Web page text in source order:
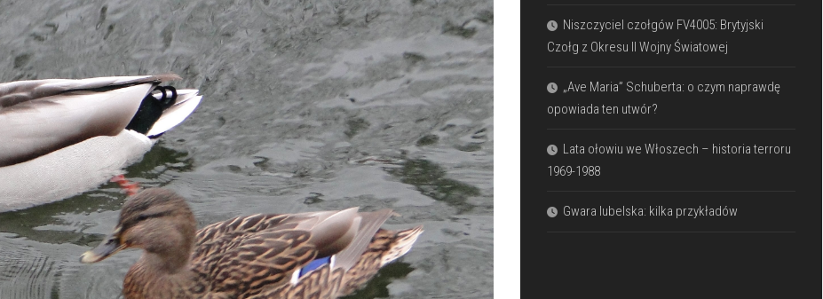
Niszczyciel czołgów FV4005: Brytyjski
Czołg z Okresu II Wojny Światowej
„Ave Maria” Schuberta: o czym naprawdę
opowiada ten utwór?
Lata ołowiu we Włoszech – historia terroru
1969-1988
Gwara lubelska: kilka przykładów